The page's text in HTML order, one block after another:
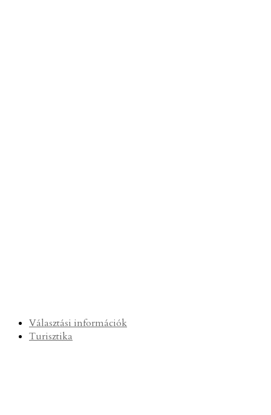
Választási információk
Turisztika